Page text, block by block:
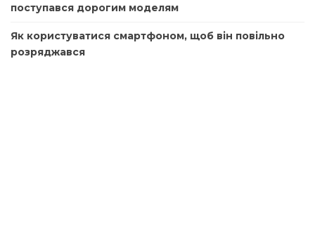
поступався дорогим моделям
Як користуватися смартфоном, щоб він повільно
розряджався